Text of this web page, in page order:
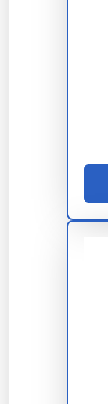
Marcas
vão de
Preços
mais
Como
Considere a
com